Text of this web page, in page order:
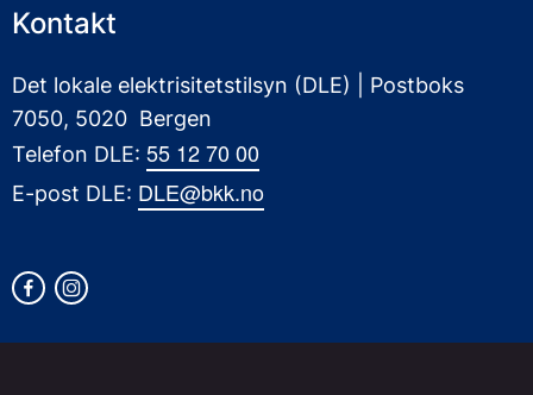
Kontakt
Det lokale elektrisitetstilsyn (DLE) | Postboks
7050, 5020 Bergen
Telefon DLE: 55 12 70 00
E-post DLE: DLE@bkk.no